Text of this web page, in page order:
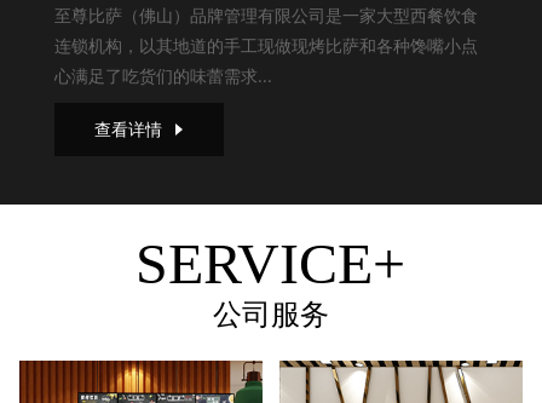
至尊比萨（佛山）品牌管理有限公司是一家大型西餐饮食
连锁机构，以其地道的手工现做现烤比萨和各种馋嘴小点
心满足了吃货们的味蕾需求...
查看详情
SERVICE+
公司服务